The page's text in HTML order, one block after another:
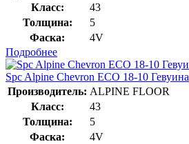
Класс:
43
Толщина:
5
Фаска:
4V
Подробнее
Spc Alpine Chevron ECO 18-10 Гевуина
Производитель: ALPINE FLOOR
Класс:
43
Толщина:
5
Фаска:
4V